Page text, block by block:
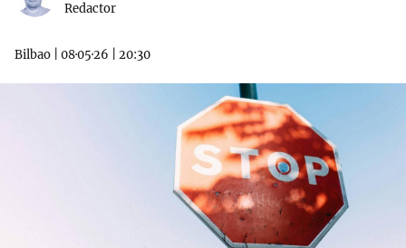
Redactor
Bilbao 08·05·26 20:30